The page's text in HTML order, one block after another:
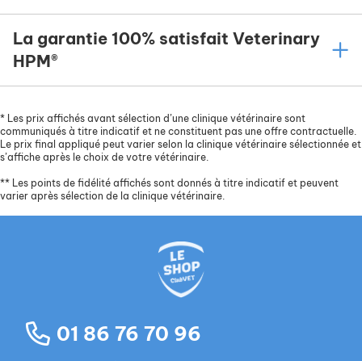
La garantie 100% satisfait Veterinary
HPM®
* Les prix affichés avant sélection d’une clinique vétérinaire sont
communiqués à titre indicatif et ne constituent pas une offre contractuelle.
Le prix final appliqué peut varier selon la clinique vétérinaire sélectionnée et
s’affiche après le choix de votre vétérinaire.
** Les points de fidélité affichés sont donnés à titre indicatif et peuvent
varier après sélection de la clinique vétérinaire.
01 86 76 70 96